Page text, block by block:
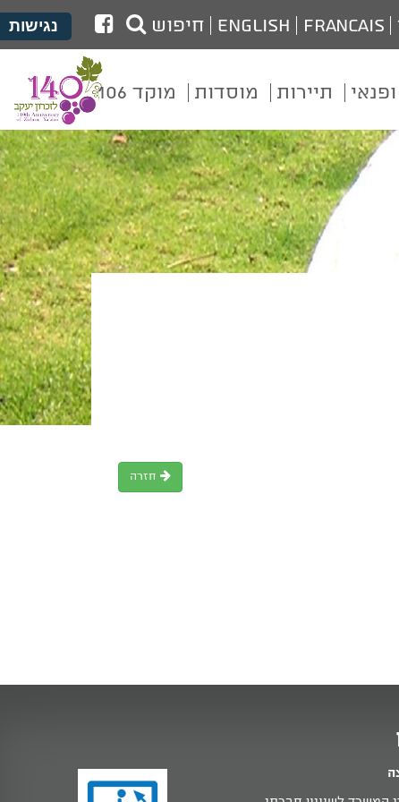
נגישות Francais
English חיפוש
לעמוד
הפייסבוק
של
מועצת
זכרון
יעקב
תיירות מוסדות מוקד 106
חזרה